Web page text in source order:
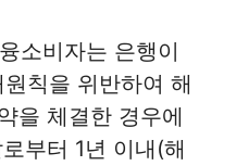
소비자는 은행이
칙을 위반하여 해
을 체결한 경우에
부터 1년 이내(해